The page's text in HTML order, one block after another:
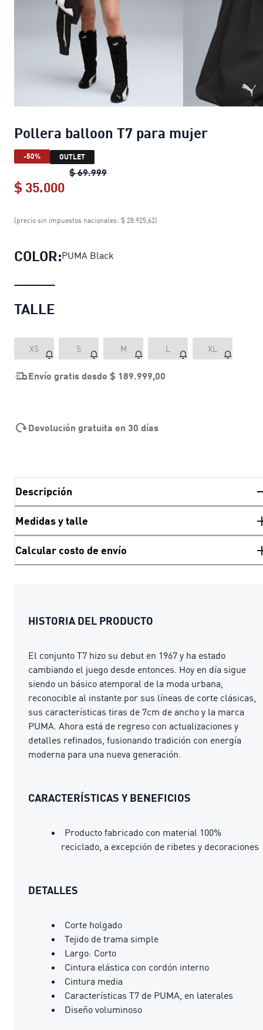
Pollera balloon T7 para mujer
-50% OUTLET
$ 69.999Pollera balloon T7 para mujer
$ 35.000
Pollera balloon T7 para mujer
(precio sin impuestos nacionales: $ 28.925,62)
COLOR:PUMA Black
TALLE
XS S M L XL
Envío gratis desde $ 189.999,00
Devolución gratuita en 30 días
Descripción
Medidas y talle
Calcular costo de envío
HISTORIA DEL PRODUCTO
El conjunto T7 hizo su debut en 1967 y ha estado
cambiando el juego desde entonces. Hoy en día sigue
siendo un básico atemporal de la moda urbana,
reconocible al instante por sus líneas de corte clásicas,
sus características tiras de 7cm de ancho y la marca
PUMA. Ahora está de regreso con actualizaciones y
detalles refinados, fusionando tradición con energía
moderna para una nueva generación.
CARACTERÍSTICAS Y BENEFICIOS
Producto fabricado con material 100%
reciclado, a excepción de ribetes y decoraciones
DETALLES
Corte holgado
Tejido de trama simple
Largo: Corto
Cintura elástica con cordón interno
Cintura media
Características T7 de PUMA, en laterales
Diseño voluminoso